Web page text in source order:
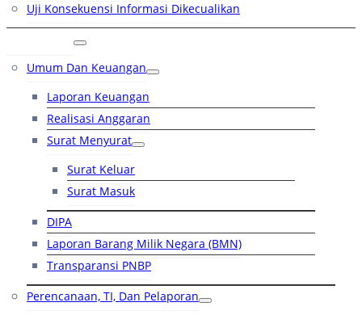
Uji Konsekuensi Informasi Dikecualikan
Umum Dan Keuangan
Laporan Keuangan
Realisasi Anggaran
Surat Menyurat
Surat Keluar
Surat Masuk
DIPA
Laporan Barang Milik Negara (BMN)
Transparansi PNBP
Perencanaan, TI, Dan Pelaporan